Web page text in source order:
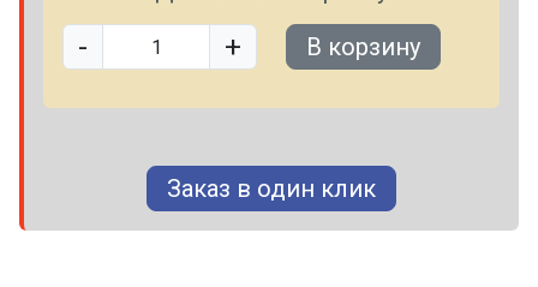
- + В корзину
Заказ в один клик